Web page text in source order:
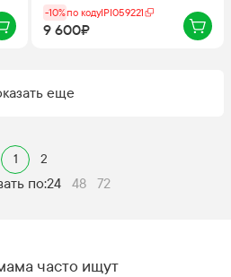
-10%по кодуIPI059221
9 600₽
еще
1 2
по:24 48 72
часто ищут